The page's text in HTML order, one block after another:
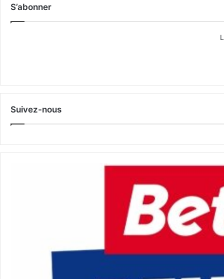
S’abonner
Suivez-nous